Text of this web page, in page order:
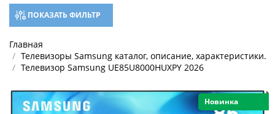
ПОКАЗАТЬ ФИЛЬТР
Главная
Телевизоры Samsung каталог, описание, характеристики.
Телевизор Samsung UE85U8000HUXPY 2026
Новинка